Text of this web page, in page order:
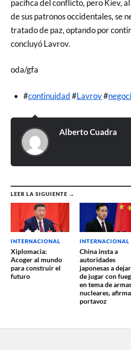
pacífica del conflicto, pero Kiev,
de sus patronos occidentales, se
tratado de paz, optando por
concluyó Lavrov.
oda/gfa
#continuidad#Lavrov#
Alberto Cuadra
LEER LA SIGUIENTE →
INTERNACIONAL
Xiplomacia:
Acoger al mundo
para construir el
futuro
INTERNACIONAL
China insta a
autoridades
japonesas a dejar
de jugar con
en tema de
nucleares, afirma
portavoz